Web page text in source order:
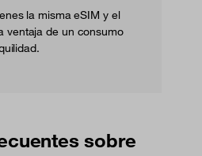
la misma eSIM y el
ventaja de un consumo
sobre